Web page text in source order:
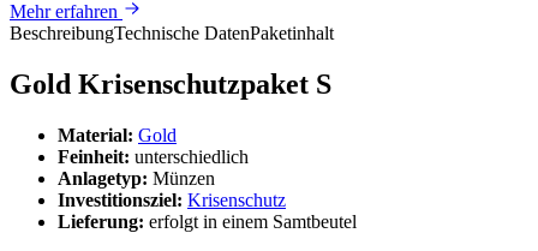
Mehr erfahren
BeschreibungTechnische DatenPaketinhalt
Gold Krisenschutzpaket S
Material: Gold
Feinheit: unterschiedlich
Anlagetyp: Münzen
Investitionsziel: Krisenschutz
Lieferung: erfolgt in einem Samtbeutel